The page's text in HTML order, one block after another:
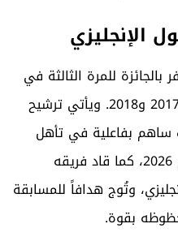
الإنجليزي
للمرة الثالثة في
مسيرته، بعد تتويجه بها عامي 2017 و2018. ويأتي ترشيح
بفاعلية في تأهل
منتخب الفراعنة إلى كأس العالم 2026، كما قاد فريقه
وتُوج هدافاً للمسابقة
بقوة.